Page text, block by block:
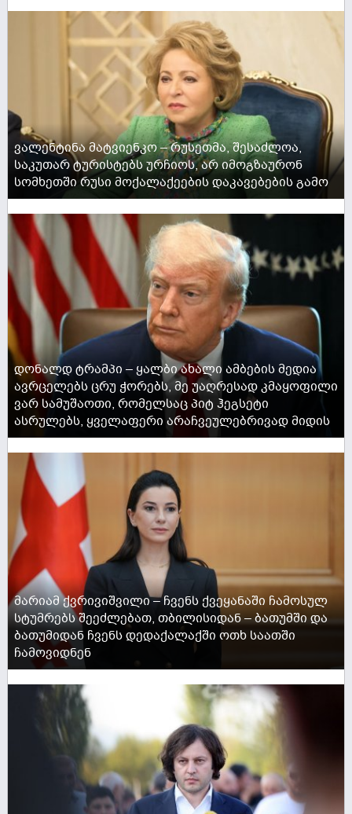
ვალენტინა მატვიენკო – რუსეთმა, შესაძლოა,
საკუთარ ტურისტებს ურჩიოს, არ იმოგზაურონ
სომხეთში რუსი მოქალაქეების დაკავებების გამო
დონალდ ტრამპი – ყალბი ახალი ამბების მედია
ავრცელებს ცრუ ჭორებს, მე უაღრესად კმაყოფილი
ვარ სამუშაოთი, რომელსაც პიტ ჰეგსეტი
ასრულებს, ყველაფერი არაჩვეულებრივად მიდის
მარიამ ქვრივიშვილი – ჩვენს ქვეყანაში ჩამოსულ
სტუმრებს შეეძლებათ, თბილისიდან – ბათუმში და
ბათუმიდან ჩვენს დედაქალაქში ოთხ საათში
ჩამოვიდნენ